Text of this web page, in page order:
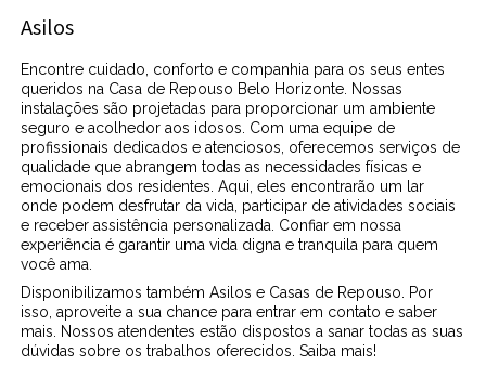
Asilos
Encontre cuidado, conforto e companhia para os seus entes
queridos na Casa de Repouso Belo Horizonte. Nossas
instalações são projetadas para proporcionar um ambiente
seguro e acolhedor aos idosos. Com uma equipe de
profissionais dedicados e atenciosos, oferecemos serviços de
qualidade que abrangem todas as necessidades físicas e
emocionais dos residentes. Aqui, eles encontrarão um lar
onde podem desfrutar da vida, participar de atividades sociais
e receber assistência personalizada. Confiar em nossa
experiência é garantir uma vida digna e tranquila para quem
você ama.
Disponibilizamos também Asilos e Casas de Repouso. Por
isso, aproveite a sua chance para entrar em contato e saber
mais. Nossos atendentes estão dispostos a sanar todas as suas
dúvidas sobre os trabalhos oferecidos. Saiba mais!